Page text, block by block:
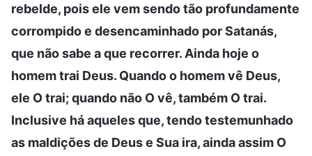
rebelde, pois ele vem sendo tão profundamente
corrompido e desencaminhado por Satanás,
que não sabe a que recorrer. Ainda hoje o
homem trai Deus. Quando o homem vê Deus,
ele O trai; quando não O vê, também O trai.
Inclusive há aqueles que, tendo testemunhado
as maldições de Deus e Sua ira, ainda assim O